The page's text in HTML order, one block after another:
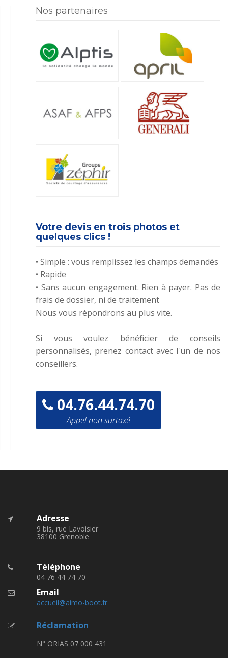
Nos partenaires
Votre devis en trois photos et
quelques clics !
• Simple : vous remplissez les champs demandés
• Rapide
• Sans aucun engagement. Rien à payer. Pas de
frais de dossier, ni de traitement
Nous vous répondrons au plus vite.
Si vous voulez bénéficier de conseils
personnalisés, prenez contact avec l'un de nos
conseillers.
04.76.44.74.70
Appel non surtaxé
Adresse
9 bis, rue Lavoisier
38100 Grenoble
Téléphone
04 76 44 74 70
Email
accueil@aimo-boot.fr
Réclamation
N° ORIAS 07 000 431